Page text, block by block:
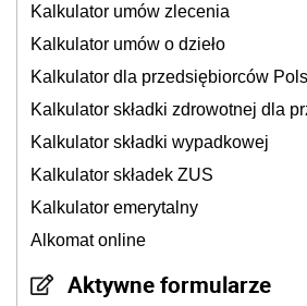
Kalkulator umów zlecenia
Kalkulator umów o dzieło
Kalkulator dla przedsiębiorców
Kalkulator składki zdrowotnej dla
Kalkulator składki wypadkowej
Kalkulator składek ZUS
Kalkulator emerytalny
Alkomat online
Aktywne formularze